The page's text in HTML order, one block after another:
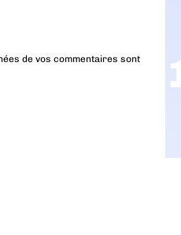
de vos commentaires sont